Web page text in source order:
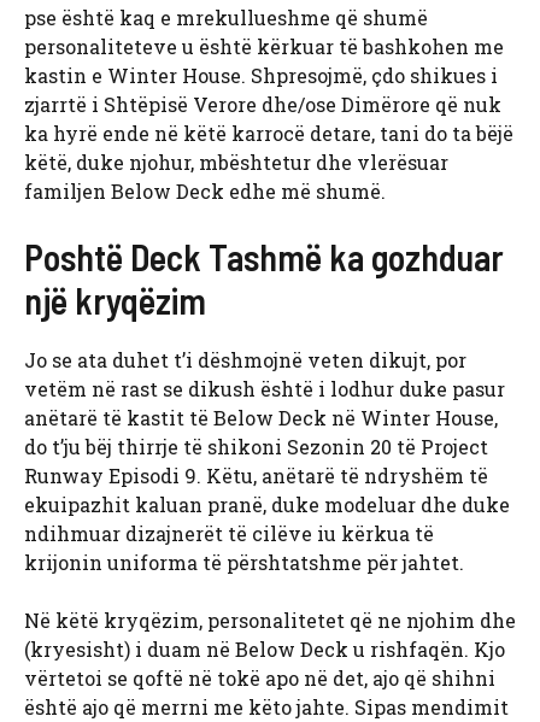
pse është kaq e mrekullueshme që shumë
personaliteteve u është kërkuar të bashkohen me
kastin e Winter House. Shpresojmë, çdo shikues i
zjarrtë i Shtëpisë Verore dhe/ose Dimërore që nuk
ka hyrë ende në këtë karrocë detare, tani do ta bëjë
këtë, duke njohur, mbështetur dhe vlerësuar
familjen Below Deck edhe më shumë.
Poshtë Deck Tashmë ka gozhduar
një kryqëzim
Jo se ata duhet t’i dëshmojnë veten dikujt, por
vetëm në rast se dikush është i lodhur duke pasur
anëtarë të kastit të Below Deck në Winter House,
do t’ju bëj thirrje të shikoni Sezonin 20 të Project
Runway Episodi 9. Këtu, anëtarë të ndryshëm të
ekuipazhit kaluan pranë, duke modeluar dhe duke
ndihmuar dizajnerët të cilëve iu kërkua të
krijonin uniforma të përshtatshme për jahtet.
Në këtë kryqëzim, personalitetet që ne njohim dhe
(kryesisht) i duam në Below Deck u rishfaqën. Kjo
vërtetoi se qoftë në tokë apo në det, ajo që shihni
është ajo që merrni me këto jahte. Sipas mendimit